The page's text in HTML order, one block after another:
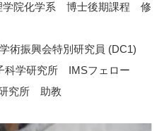
院化学系 博士後期課程 修
術振興会特別研究員 (DC1)
科学研究所 IMSフェロー
究所 助教